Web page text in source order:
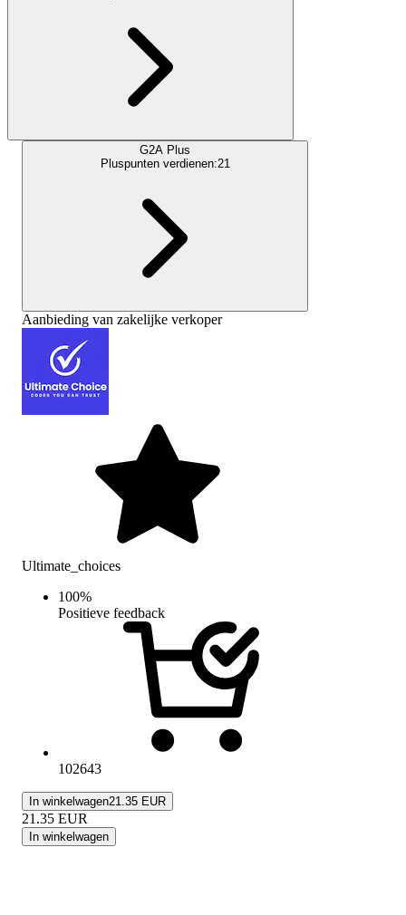
G2A Plus
Pluspunten verdienen:21
Aanbieding van zakelijke verkoper
Ultimate_choices
100%
Positieve feedback
102643
In winkelwagen21.35 EUR
21.35 EUR
In winkelwagen